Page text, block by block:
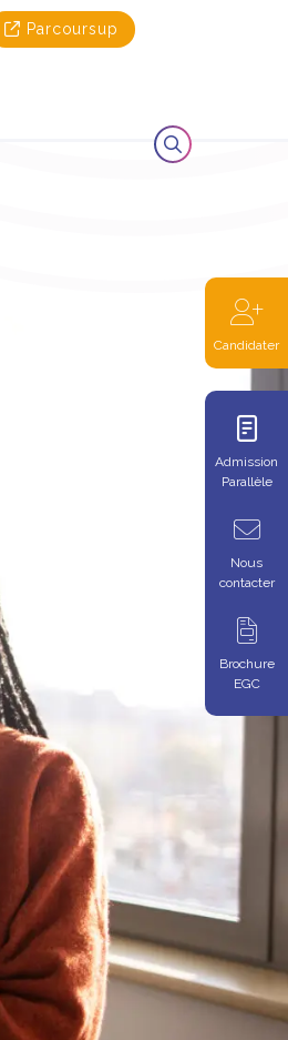
Candidater
Admission
Parallèle
Nous
contacter
Brochure
EGC
Parcoursup